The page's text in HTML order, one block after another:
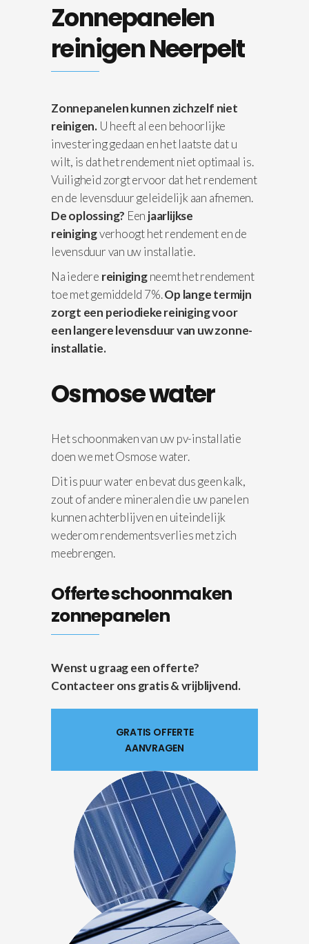
Zonnepanelen
reinigen Neerpelt
Zonnepanelen kunnen zichzelf niet
reinigen. U heeft al een behoorlijke
investering gedaan en het laatste dat u
wilt, is dat het rendement niet optimaal is.
Vuiligheid zorgt ervoor dat het rendement
en de levensduur geleidelijk aan afnemen.
De oplossing? Een jaarlijkse
reinigingverhoogt het rendement en de
levensduur van uw installatie.
Na iedere reinigingneemt het rendement
toe met gemiddeld 7%.Op lange termijn
zorgt een periodieke reiniging voor
een langere levensduur van uw zonne-
installatie.
Osmose water
Het schoonmaken van uw pv-installatie
doen we met Osmose water.
Dit is puur water en bevat dus geen kalk,
zout of andere mineralen die uw panelen
kunnen achterblijven en uiteindelijk
wederom rendementsverlies met zich
meebrengen.
Offerte schoonmaken
zonnepanelen
Wenst u graag een offerte?
Contacteer ons gratis & vrijblijvend.
GRATIS OFFERTE
AANVRAGEN